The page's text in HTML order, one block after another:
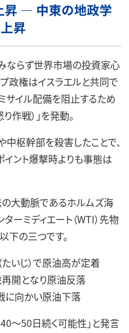
昇 ― 中東の地政学
昇
ならず世界市場の投資家心
プ政権はイスラエルと共同で
サイル配備を阻止するため
作戦）」を発動。
枢幹部を殺害したことで、
ント爆撃時よりも事態は
大動脈であるホルムズ海
ターミディエート（WTI）先物
下の三つです。
いじ）で原油高が定着
再開となり原油反落
に向かい原油下落
～50日続く可能性」と発言